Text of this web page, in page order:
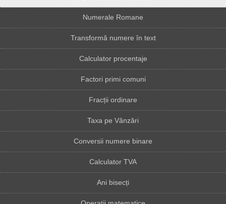
Numerale Romane
Transformă numere în text
Calculator procentaje
Factori primi comuni
Fracții ordinare
Taxa pe Vânzări
Conversii numere binare
Calculator TVA
Ani bisecți